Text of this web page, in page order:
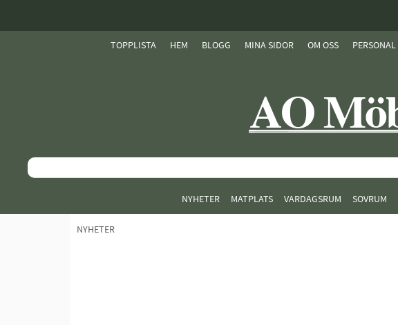
TOPPLISTA HEM BLOGG MINA SIDOR OM OSS PERSONAL
NYHETER MATPLATS VARDAGSRUM SOVRUM
NYHETER